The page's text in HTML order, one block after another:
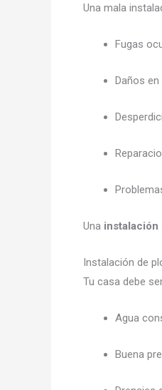
Una mala
Fugas
Daños
Una instalación
Instalación de
Tu casa debe
Agua
Buena